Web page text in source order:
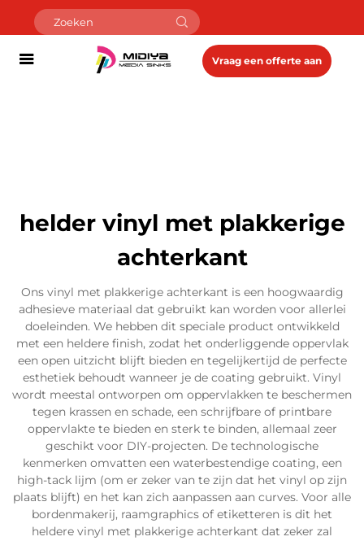
Vraag een offerte aan
helder vinyl met plakkerige
achterkant
Ons vinyl met plakkerige achterkant is een hoogwaardig
adhesieve materiaal dat gebruikt kan worden voor allerlei
doeleinden. We hebben dit speciale product ontwikkeld
met een heldere finish, zodat het onderliggende oppervlak
een open uitzicht blijft bieden en tegelijkertijd de perfecte
esthetiek behoudt wanneer je de coating gebruikt. Vinyl
wordt meestal ontworpen om oppervlakken te beschermen
tegen krassen en schade, een schrijfbare of printbare
oppervlakte te bieden en sterk te binden, allemaal zeer
geschikt voor DIY-projecten. De technologische
kenmerken omvatten een waterbestendige coating, een
high-tack lijm (om er zeker van te zijn dat het vinyl op zijn
plaats blijft) en het kan zich aanpassen aan curves. Voor alle
bordenmakerij, raamgraphics of etiketteren is dit het
heldere vinyl met plakkerige achterkant dat zeker zal